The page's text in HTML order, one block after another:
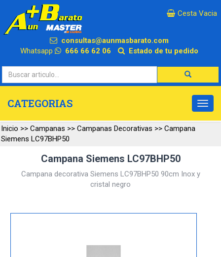
×
Cesta Vacia
consultas@aunmasbarato.com
Whatsapp
666 66 62 06 Estado de tu pedido
CATEGORIAS
Inicio >> Campanas >> Campanas Decorativas >> Campana
Siemens LC97BHP50
Campana Siemens LC97BHP50
Campana decorativa Siemens LC97BHP50 90cm Inox y
cristal negro